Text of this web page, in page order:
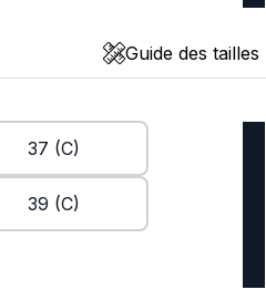
Guide des tailles
37 (C)
39 (C)